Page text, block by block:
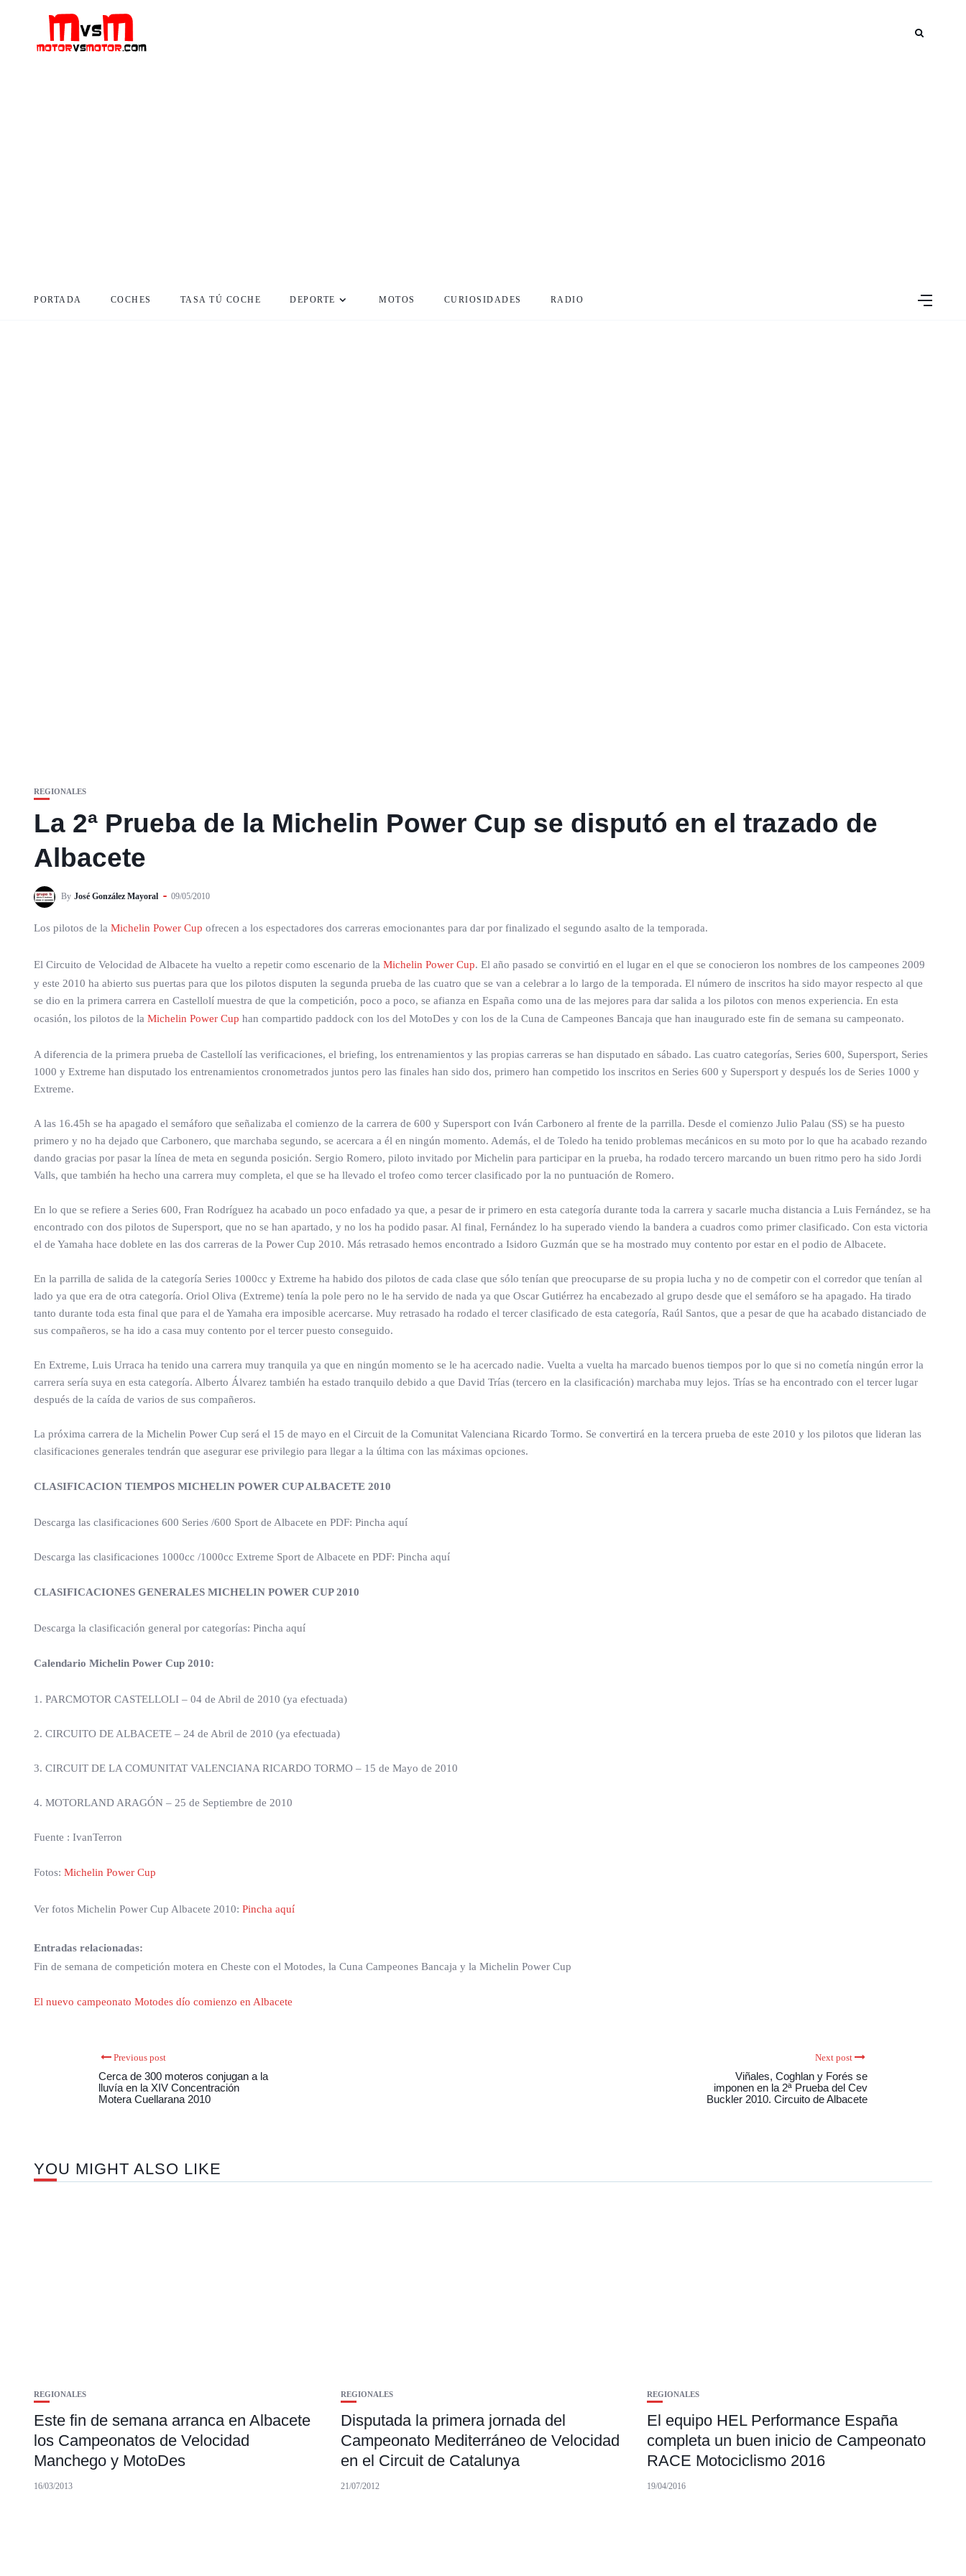
PORTADA COCHES TASA TÚ COCHE DEPORTE MOTOS CURIOSIDADES RADIO
REGIONALES
La 2ª Prueba de la Michelin Power Cup se disputó en el trazado de
Albacete
By José González Mayoral 09/05/2010
Los pilotos de la Michelin Power Cup ofrecen a los espectadores dos carreras emocionantes para dar por finalizado el segundo asalto de la temporada.
El Circuito de Velocidad de Albacete ha vuelto a repetir como escenario de la Michelin Power Cup. El año pasado se convirtió en el lugar en el que se conocieron los nombres de los campeones 2009
y este 2010 ha abierto sus puertas para que los pilotos disputen la segunda prueba de las cuatro que se van a celebrar a lo largo de la temporada. El número de inscritos ha sido mayor respecto al que
se dio en la primera carrera en Castellolí muestra de que la competición, poco a poco, se afianza en España como una de las mejores para dar salida a los pilotos con menos experiencia. En esta
ocasión, los pilotos de la Michelin Power Cup han compartido paddock con los del MotoDes y con los de la Cuna de Campeones Bancaja que han inaugurado este fin de semana su campeonato.
A diferencia de la primera prueba de Castellolí las verificaciones, el briefing, los entrenamientos y las propias carreras se han disputado en sábado. Las cuatro categorías, Series 600, Supersport, Series
1000 y Extreme han disputado los entrenamientos cronometrados juntos pero las finales han sido dos, primero han competido los inscritos en Series 600 y Supersport y después los de Series 1000 y
Extreme.
A las 16.45h se ha apagado el semáforo que señalizaba el comienzo de la carrera de 600 y Supersport con Iván Carbonero al frente de la parrilla. Desde el comienzo Julio Palau (SS) se ha puesto
primero y no ha dejado que Carbonero, que marchaba segundo, se acercara a él en ningún momento. Además, el de Toledo ha tenido problemas mecánicos en su moto por lo que ha acabado rezando
dando gracias por pasar la línea de meta en segunda posición. Sergio Romero, piloto invitado por Michelin para participar en la prueba, ha rodado tercero marcando un buen ritmo pero ha sido Jordi
Valls, que también ha hecho una carrera muy completa, el que se ha llevado el trofeo como tercer clasificado por la no puntuación de Romero.
En lo que se refiere a Series 600, Fran Rodríguez ha acabado un poco enfadado ya que, a pesar de ir primero en esta categoría durante toda la carrera y sacarle mucha distancia a Luis Fernández, se ha
encontrado con dos pilotos de Supersport, que no se han apartado, y no los ha podido pasar. Al final, Fernández lo ha superado viendo la bandera a cuadros como primer clasificado. Con esta victoria
el de Yamaha hace doblete en las dos carreras de la Power Cup 2010. Más retrasado hemos encontrado a Isidoro Guzmán que se ha mostrado muy contento por estar en el podio de Albacete.
En la parrilla de salida de la categoría Series 1000cc y Extreme ha habido dos pilotos de cada clase que sólo tenían que preocuparse de su propia lucha y no de competir con el corredor que tenían al
lado ya que era de otra categoría. Oriol Oliva (Extreme) tenía la pole pero no le ha servido de nada ya que Oscar Gutiérrez ha encabezado al grupo desde que el semáforo se ha apagado. Ha tirado
tanto durante toda esta final que para el de Yamaha era imposible acercarse. Muy retrasado ha rodado el tercer clasificado de esta categoría, Raúl Santos, que a pesar de que ha acabado distanciado de
sus compañeros, se ha ido a casa muy contento por el tercer puesto conseguido.
En Extreme, Luis Urraca ha tenido una carrera muy tranquila ya que en ningún momento se le ha acercado nadie. Vuelta a vuelta ha marcado buenos tiempos por lo que si no cometía ningún error la
carrera sería suya en esta categoría. Alberto Álvarez también ha estado tranquilo debido a que David Trías (tercero en la clasificación) marchaba muy lejos. Trías se ha encontrado con el tercer lugar
después de la caída de varios de sus compañeros.
La próxima carrera de la Michelin Power Cup será el 15 de mayo en el Circuit de la Comunitat Valenciana Ricardo Tormo. Se convertirá en la tercera prueba de este 2010 y los pilotos que lideran las
clasificaciones generales tendrán que asegurar ese privilegio para llegar a la última con las máximas opciones.
CLASIFICACION TIEMPOS MICHELIN POWER CUP ALBACETE 2010
Descarga las clasificaciones 600 Series /600 Sport de Albacete en PDF: Pincha aquí
Descarga las clasificaciones 1000cc /1000cc Extreme Sport de Albacete en PDF: Pincha aquí
CLASIFICACIONES GENERALES MICHELIN POWER CUP 2010
Descarga la clasificación general por categorías: Pincha aquí
Calendario Michelin Power Cup 2010:
1. PARCMOTOR CASTELLOLI – 04 de Abril de 2010 (ya efectuada)
2. CIRCUITO DE ALBACETE – 24 de Abril de 2010 (ya efectuada)
3. CIRCUIT DE LA COMUNITAT VALENCIANA RICARDO TORMO – 15 de Mayo de 2010
4. MOTORLAND ARAGÓN – 25 de Septiembre de 2010
Fuente : IvanTerron
Fotos: Michelin Power Cup
Ver fotos Michelin Power Cup Albacete 2010: Pincha aquí
Entradas relacionadas:
Fin de semana de competición motera en Cheste con el Motodes, la Cuna Campeones Bancaja y la Michelin Power Cup
El nuevo campeonato Motodes dío comienzo en Albacete
Previous post
Cerca de 300 moteros conjugan a la
lluvía en la XIV Concentración
Motera Cuellarana 2010
Next post
Viñales, Coghlan y Forés se
imponen en la 2ª Prueba del Cev
Buckler 2010. Circuito de Albacete
YOU MIGHT ALSO LIKE
REGIONALES
Este fin de semana arranca en Albacete
los Campeonatos de Velocidad
Manchego y MotoDes
16/03/2013
REGIONALES
Disputada la primera jornada del
Campeonato Mediterráneo de Velocidad
en el Circuit de Catalunya
21/07/2012
REGIONALES
El equipo HEL Performance España
completa un buen inicio de Campeonato
RACE Motociclismo 2016
19/04/2016